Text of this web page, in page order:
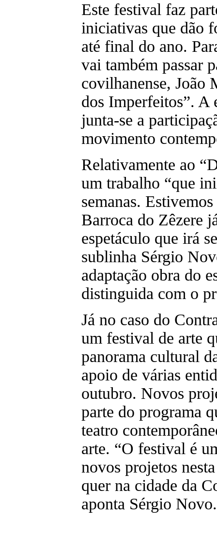
Este festival faz
iniciativas que dão
até final do ano.
vai também passar
covilhanense, João
dos Imperfeitos”. A
junta-se a
movimento
Relativamente ao
um trabalho “que
semanas.
Barroca do Zêzere
espetáculo que irá
sublinha Sérgio
adaptação obra do
distinguida com o
Já no caso do
um festival de arte
panorama cultural
apoio de várias
outubro. Novos
parte do programa
teatro
arte. “O festival é
novos projetos
quer na cidade da
aponta Sérgio Novo.